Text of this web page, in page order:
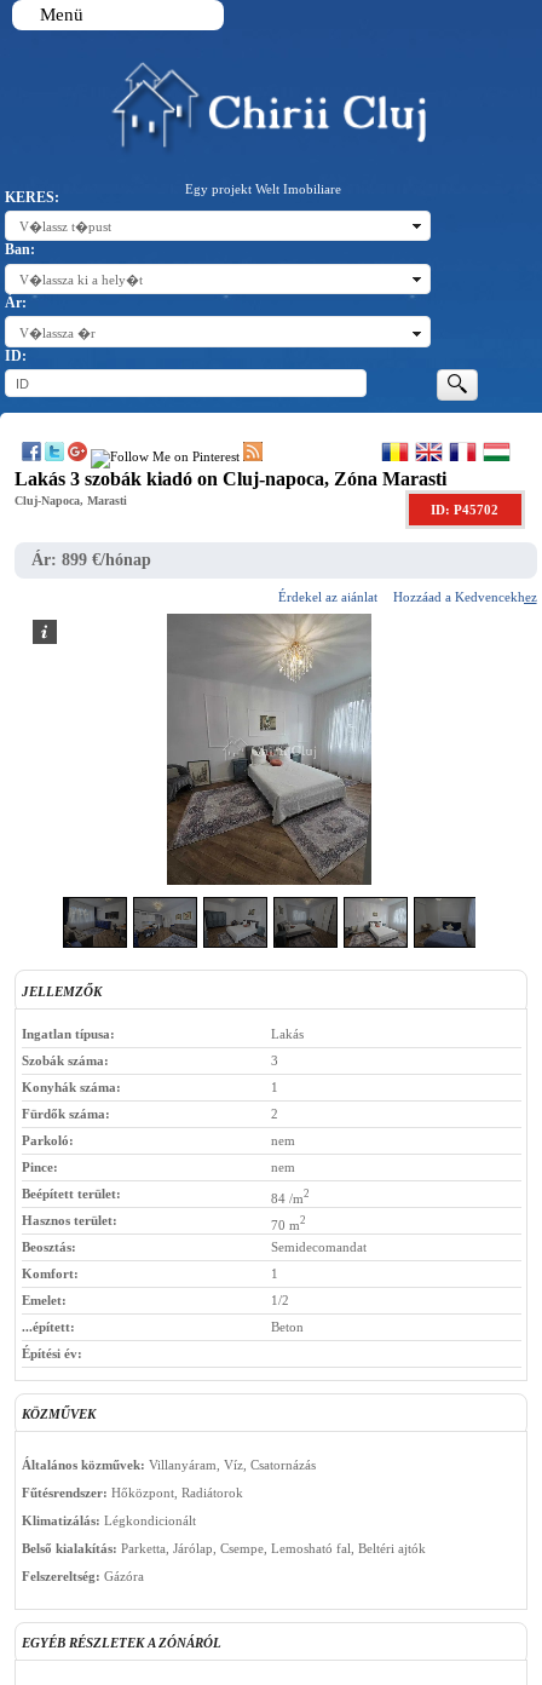
Egy projekt Welt Imobiliare
KERES:
V�lassz t�pust
Ban:
V�lassza ki a hely�t
Ár:
V�lassza �r
ID:
Menü
Lakás 3 szobák kiadó on Cluj-napoca, Zóna Marasti
Cluj-Napoca, Marasti
ID: P45702
Ár:899 €/hónap
Érdekel az ajánlat Hozzáad a Kedvencekhez
JELLEMZŐK
Ingatlan típusa:
Lakás
Szobák száma:
3
Konyhák száma:
1
Fürdők száma:
2
Parkoló:
nem
Pince:
nem
Beépített terület:
84 /m2
Hasznos terület: 70 m2
Beosztás:
Semidecomandat
Komfort:
1
Emelet:
1/2
...épített:
Beton
Építési év:
KÖZMŰVEK
Általános közművek: Villanyáram, Víz, Csatornázás
Fűtésrendszer: Hőközpont, Radiátorok
Klimatizálás: Légkondicionált
Belső kialakítás: Parketta, Járólap, Csempe, Lemosható fal, Beltéri ajtók
Felszereltség: Gázóra
EGYÉB RÉSZLETEK A ZÓNÁRÓL